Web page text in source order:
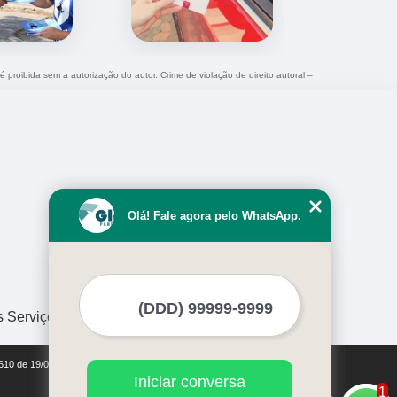
sem a autorização do autor. Crime de violação de direito autoral –
Serviços
de 19/02/1998)
1
Olá! Fale agora pelo WhatsApp.
Iniciar conversa